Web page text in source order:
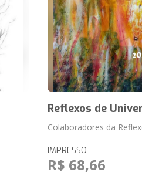
Reflexos de
Colaboradores da
IMPRESSO
R$ 68,66